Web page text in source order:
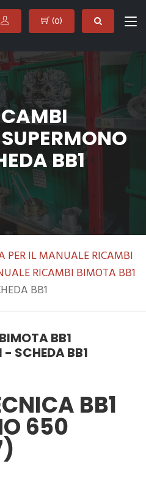
(0)
BB1
PER IL MANUALE RICAMBI
RICAMBI BIMOTA BB1
BB1
BB1
SCHEDA BB1
BB1
650